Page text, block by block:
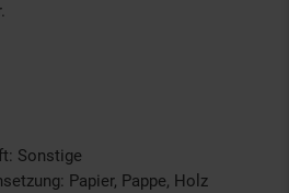
Sonstige
Papier, Pappe, Holz